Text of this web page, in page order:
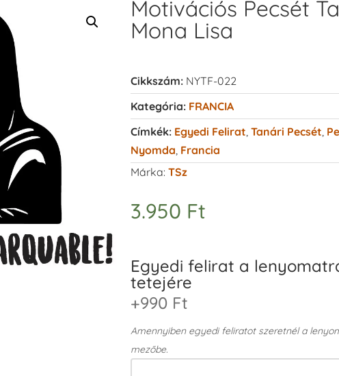
Motivációs Pecsét
Mona Lisa
Cikkszám: NYTF-022
Kategória: FRANCIA
Címkék: Egyedi Felirat Tanári Pecsét
Nyomda Francia
Márka: TSz
3.950 Ft
Egyedi felirat a
tetejére
+990 Ft
Amennyiben egyedi feliratot szeretnél a
mezőbe.